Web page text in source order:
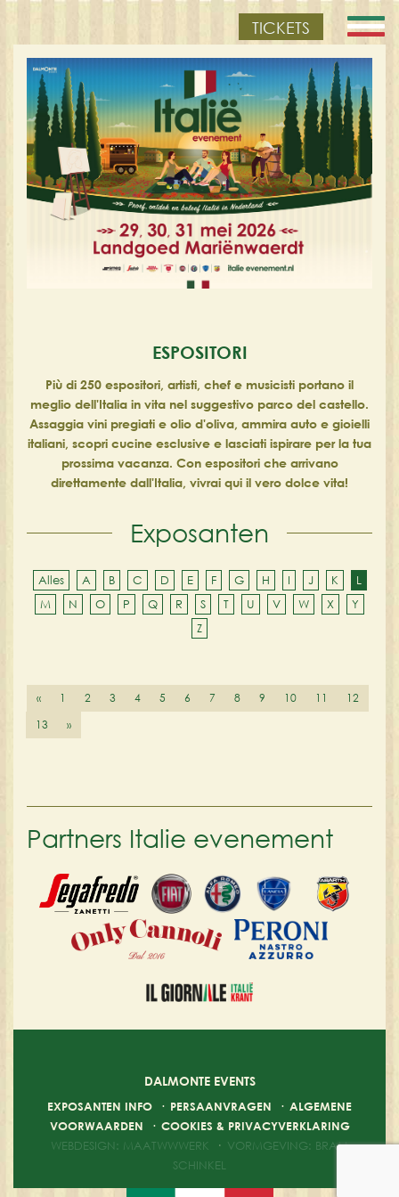
TICKETS
ESPOSITORI
Più di 250 espositori, artisti, chef e musicisti portano il
meglio dell'Italia in vita nel suggestivo parco del castello.
Assaggia vini pregiati e olio d'oliva, ammira auto e gioielli
italiani, scopri cucine esclusive e lasciati ispirare per la tua
prossima vacanza. Con espositori che arrivano
direttamente dall'Italia, vivrai qui il vero dolce vita!
Exposanten
Alles A B C D E F G H I J K
L
M
N O P Q R S T U V W X
Y
Z
« 1 2 3 4 5 6 7 8 9 10 11
12
13
»
Partners Italie evenement
DALMONTE EVENTS
EXPOSANTEN INFO · PERSAANVRAGEN · ALGEMENE
VOORWAARDEN · COOKIES & PRIVACYVERKLARING
WEBDESIGN: MAATWWWERK
· VORMGEVING: BRAM
SCHINKEL